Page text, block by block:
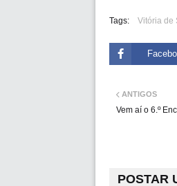
Tags: Vitória de
ANTIGOS
Vem aí o 6.º
POSTAR